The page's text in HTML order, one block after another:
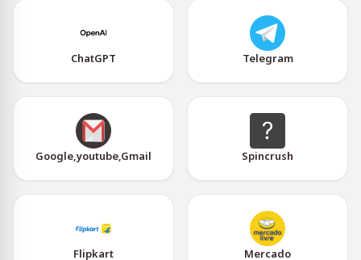
ChatGPT Telegram
Google,youtube,Gmail Spincrush
Flipkart Mercado